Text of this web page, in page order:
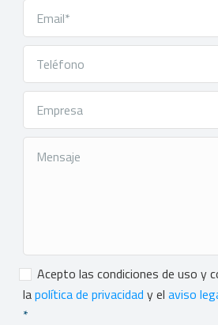
Consentimiento*
Acepto las condiciones de uso y
lapolítica de privacidad y el aviso
*